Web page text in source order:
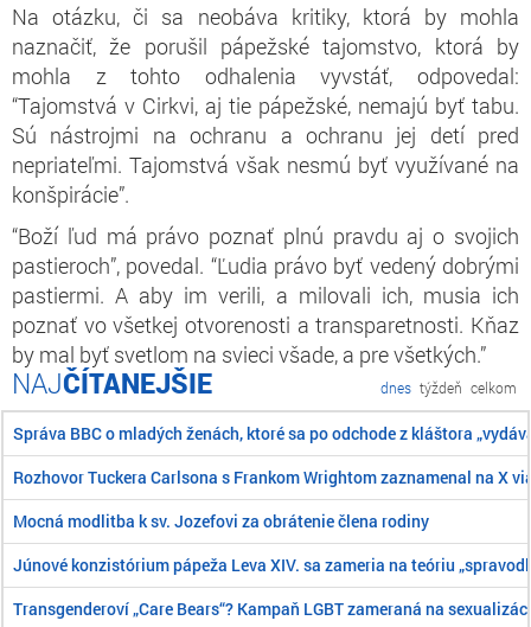
Na otázku, či sa neobáva kritiky, ktorá by mohla
naznačiť, že porušil pápežské tajomstvo, ktorá by
mohla z tohto odhalenia vyvstáť, odpovedal:
“Tajomstvá v Cirkvi, aj tie pápežské, nemajú byť tabu.
Sú nástrojmi na ochranu a ochranu jej detí pred
nepriateľmi. Tajomstvá však nesmú byť využívané na
konšpirácie”.
“Boží ľud má právo poznať plnú pravdu aj o svojich
pastieroch”, povedal. “Ľudia právo byť vedený dobrými
pastiermi. A aby im verili, a milovali ich, musia ich
poznať vo všetkej otvorenosti a transparetnosti. Kňaz
by mal byť svetlom na svieci všade, a pre všetkých.”
ČÍTANEJŠIE dnes týždeň celkom
Správa BBC o mladých ženách, ktoré sa po odchode z kláštora
Rozhovor Tuckera Carlsona s Frankom Wrightom zaznamenal na X
Mocná modlitba k sv. Jozefovi za obrátenie člena rodiny
Júnové konzistórium pápeža Leva XIV. sa zameria na teóriu
Transgenderoví „Care Bears“? Kampaň LGBT zameraná na